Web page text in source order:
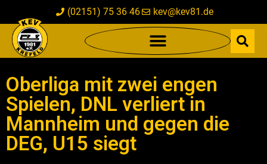
(02151) 75 36 46 kev@kev81.de
Oberliga mit zwei engen
Spielen, DNL verliert in
Mannheim und gegen die
DEG, U15 siegt